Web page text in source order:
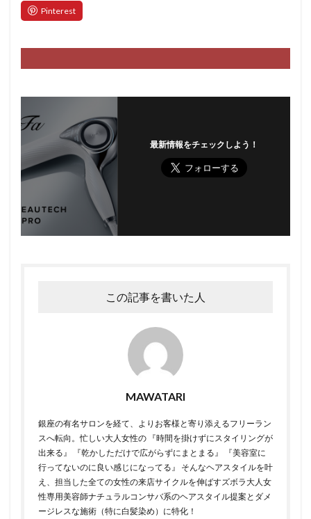
最新情報をチェックしよう！
この記事を書いた人
MAWATARI
銀座の有名サロンを経て、よりお客様と寄り添えるフリーラン
スへ転向。 ​ 忙しい大人女性の 『時間を掛けずにスタイリングが
出来る』 『乾かしただけで広がらずにまとまる』 『美容室に
行ってないのに良い感じになってる』 そんなヘアスタイルを叶
え、担当した全ての女性の来店サイクルを伸ばすズボラ大人女
性専用美容師 ​ ​ナチュラルコンサバ系のヘアスタイル提案とダメ
ージレスな施術（特に白髪染め）に特化！